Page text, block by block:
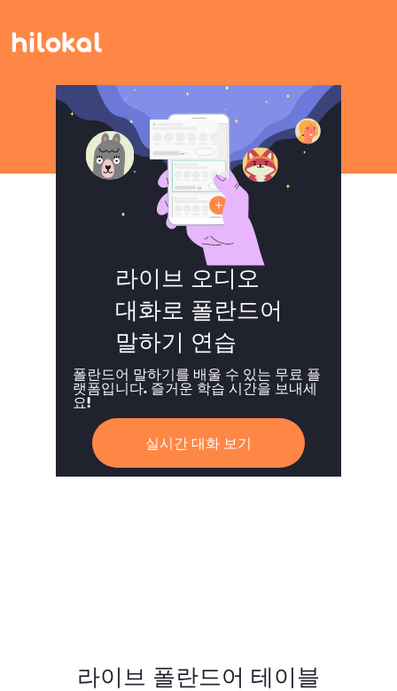
라이브 오디오
대화로 폴란드어
말하기 연습
폴란드어 말하기를 배울 수 있는 무료 플
랫폼입니다. 즐거운 학습 시간을 보내세
요!
실시간 대화 보기
라이브 폴란드어 테이블